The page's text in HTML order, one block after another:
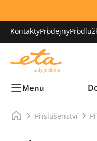
KontaktyProdejny
Menu
Příslušenství